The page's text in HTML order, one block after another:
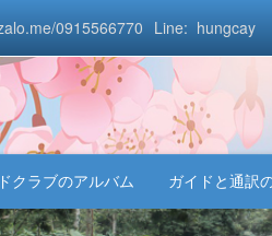
クラブのアルバム ガイドと通訳
0915566770 Line: hungcay